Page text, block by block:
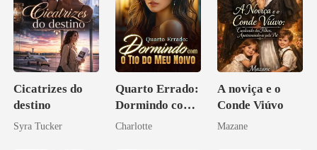
Cicatrizes do
destino
Syra Tucker
Quarto Errado:
Dormindo com
o Tio do Meu
Charlotte
A noviça e o
Conde Viúvo
Mazane